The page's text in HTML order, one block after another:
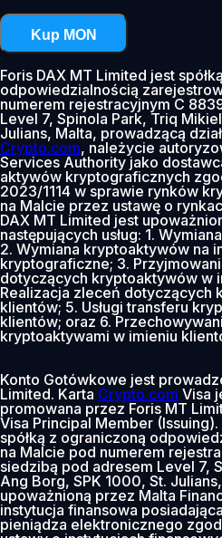
Kup MON
Foris DAX MT Limited jest
odpowiedzialnością
numerem rejestracyjnym C
Level 7, Spinola Park, Triq
Julians, Malta, prowadzącą
Crypto.com, należycie
Services Authority jako
aktywów kryptograficznych
2023/1114 w sprawie rynków
na Malcie przez ustawę o
DAX MT Limited jest
następujących usług: 1.
2. Wymiana kryptoaktywów na
kryptograficzne; 3.
dotyczących kryptoaktywów w
Realizacja zleceń dotyczących
klientów; 5. Usługi transferu
klientów; oraz 6.
kryptoaktywami w imieniu
Konto Gotówkowe jest
Limited. Karta Crypto.com Visa
promowana przez Foris MT
Visa Principal Member
spółką z ograniczoną
na Malcie pod numerem
siedzibą pod adresem Level 7,
Ang Borg, SPK 1000, St.
upoważnioną przez Malta
instytucja finansowa
pieniądza elektronicznego